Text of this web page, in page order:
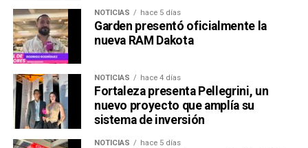
NOTICIAS hace 5 días
Garden presentó oficialmente la
nueva RAM Dakota
NOTICIAS hace 4 días
Fortaleza presenta Pellegrini, un
nuevo proyecto que amplía su
sistema de inversión
NOTICIAS hace 5 días